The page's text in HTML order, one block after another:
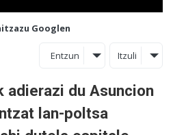
Googlen
Entzun Itzuli
adierazi du Asuncion
lan-poltsa